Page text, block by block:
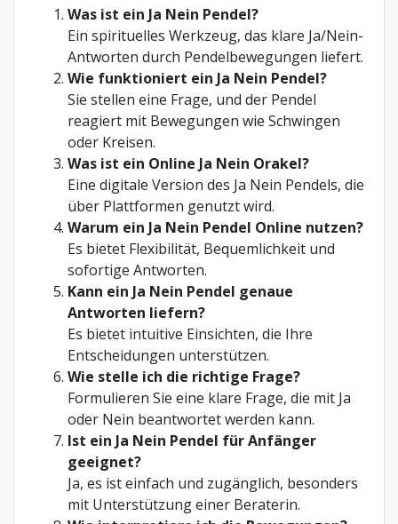
Was ist ein Ja Nein Pendel?
Ein spirituelles Werkzeug, das klare Ja/Nein-
Antworten durch Pendelbewegungen liefert.
Wie funktioniert ein Ja Nein Pendel?
Sie stellen eine Frage, und der Pendel
reagiert mit Bewegungen wie Schwingen
oder Kreisen.
Was ist ein Online Ja Nein Orakel?
Eine digitale Version des Ja Nein Pendels, die
über Plattformen genutzt wird.
Warum ein Ja Nein Pendel Online nutzen?
Es bietet Flexibilität, Bequemlichkeit und
sofortige Antworten.
Kann ein Ja Nein Pendel genaue
Antworten liefern?
Es bietet intuitive Einsichten, die Ihre
Entscheidungen unterstützen.
Wie stelle ich die richtige Frage?
Formulieren Sie eine klare Frage, die mit Ja
oder Nein beantwortet werden kann.
Ist ein Ja Nein Pendel für Anfänger
geeignet?
Ja, es ist einfach und zugänglich, besonders
mit Unterstützung einer Beraterin.